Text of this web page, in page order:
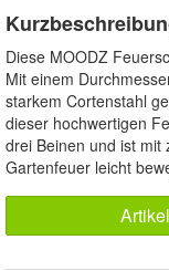
Diese MOODZ
Mit einem
starkem Cortenstahl
dieser hochwertigen
drei Beinen und ist mit
Gartenfeuer leicht